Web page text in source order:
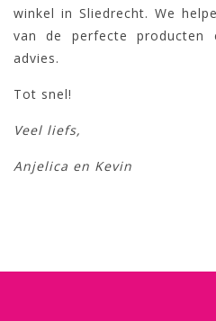
winkel in Sliedrecht. We
van de perfecte
advies.
Tot snel!
Veel liefs,
Anjelica en Kevin